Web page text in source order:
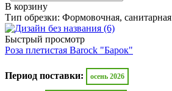
В корзину
Тип обрезки: Формовочная, санитарная
Быстрый просмотр
Роза плетистая Barock "Барок"
Период поставки: осень 2026